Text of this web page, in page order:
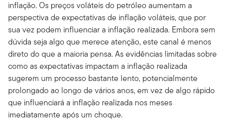
inflação. Os preços voláteis do petróleo aumentam a
perspectiva de expectativas de inflação voláteis, que por
sua vez podem influenciar a inflação realizada. Embora sem
dúvida seja algo que merece atenção, este canal é menos
direto do que a maioria pensa. As evidências limitadas sobre
como as expectativas impactam a inflação realizada
sugerem um processo bastante lento, potencialmente
prolongado ao longo de vários anos, em vez de algo rápido
que influenciará a inflação realizada nos meses
imediatamente após um choque.